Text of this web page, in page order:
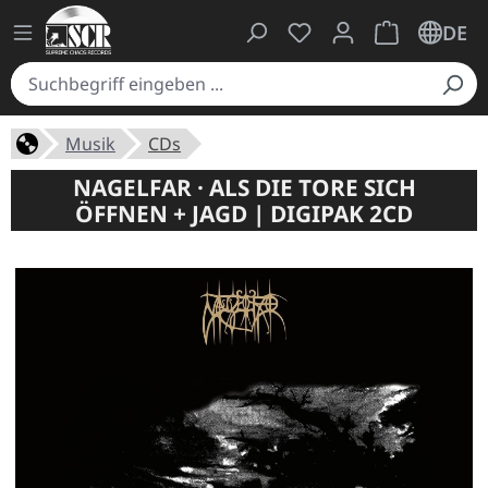
Du hast 0 Produkte
Warenkorb
DE
Musik CDs
NAGELFAR · ALS DIE TORE SICH
ÖFFNEN + JAGD | DIGIPAK 2CD